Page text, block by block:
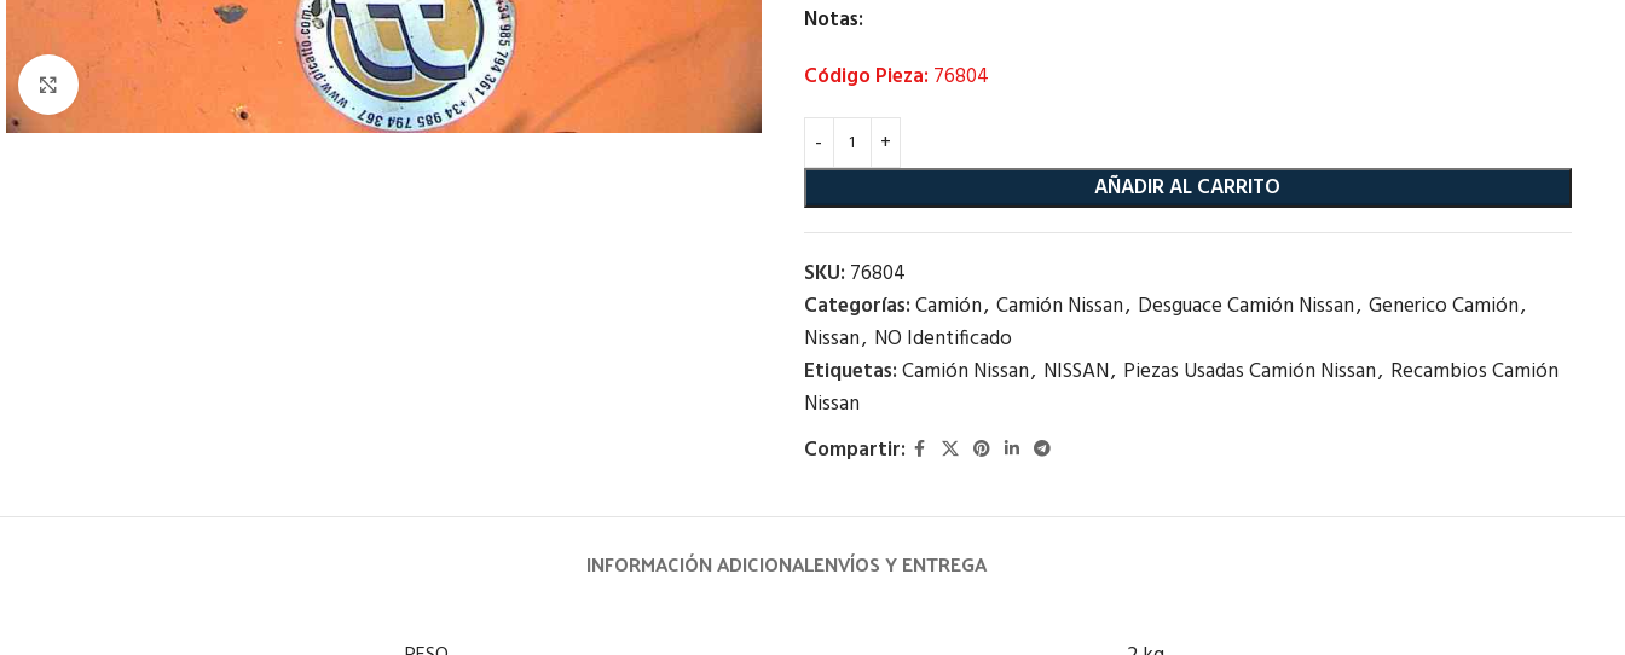
Click to enlarge
Notas:
Código Pieza: 76804
AÑADIR AL CARRITO
SKU: 76804
Categorías:Camión, Camión Nissan, Desguace Camión Nissan, Generico Camión,
Nissan, NO Identificado
Etiquetas:Camión Nissan, NISSAN, Piezas Usadas Camión Nissan, Recambios Camión
Nissan
Compartir:
INFORMACIÓN ADICIONALENVÍOS Y ENTREGA